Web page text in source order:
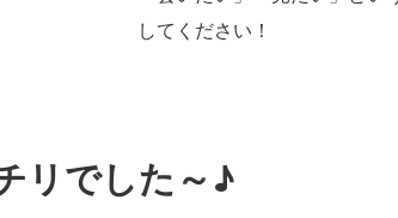
してください！
リでした～♪